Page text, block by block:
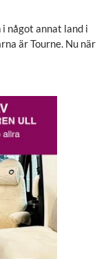
något annat land i
är Tourne. Nu när